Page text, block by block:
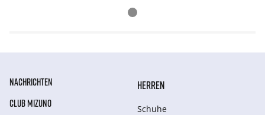
NACHRICHTEN
CLUB MIZUNO
HERREN
Schuhe